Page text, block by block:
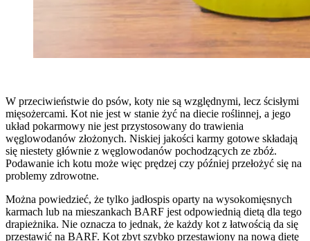
W przeciwieństwie do psów, koty nie są względnymi, lecz ścisłymi
mięsożercami. Kot nie jest w stanie żyć na diecie roślinnej, a jego
układ pokarmowy nie jest przystosowany do trawienia
węglowodanów złożonych. Niskiej jakości karmy gotowe składają
się niestety głównie z węglowodanów pochodzących ze zbóż.
Podawanie ich kotu może więc prędzej czy później przełożyć się na
problemy zdrowotne.
Można powiedzieć, że tylko jadłospis oparty na wysokomięsnych
karmach lub na mieszankach BARF jest odpowiednią dietą dla tego
drapieżnika. Nie oznacza to jednak, że każdy kot z łatwością da się
przestawić na BARF. Kot zbyt szybko przestawiony na nową dietę